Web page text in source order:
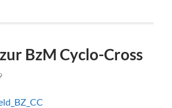
BzM Cyclo-Cross